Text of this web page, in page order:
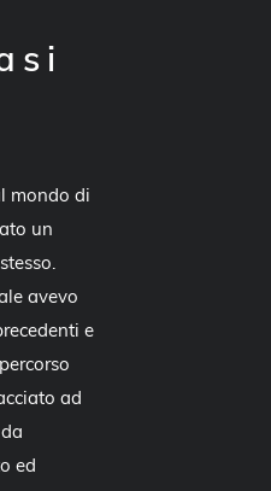
mondo di
un
avevo
e
ad
ed